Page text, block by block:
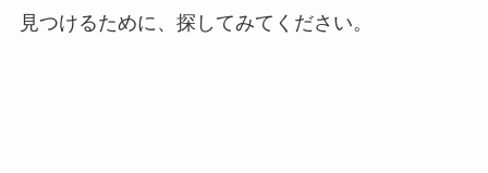
見つけるために、探してみてください。